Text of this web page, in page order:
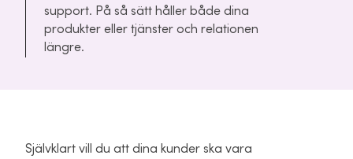
support. På så sätt håller både dina
produkter eller tjänster och relationen
längre.
Självklart vill du att dina kunder ska vara